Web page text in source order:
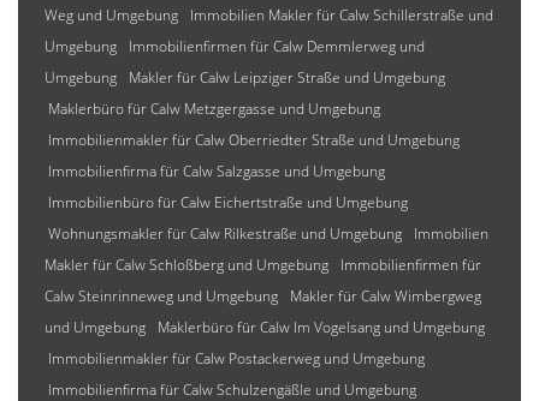
Weg und Umgebung
Immobilien Makler für Calw Schillerstraße und
Umgebung
Immobilienfirmen für Calw Demmlerweg und
Umgebung
Makler für Calw Leipziger Straße und Umgebung
Maklerbüro für Calw Metzgergasse und Umgebung
Immobilienmakler für Calw Oberriedter Straße und Umgebung
Immobilienfirma für Calw Salzgasse und Umgebung
Immobilienbüro für Calw Eichertstraße und Umgebung
Wohnungsmakler für Calw Rilkestraße und Umgebung
Immobilien
Makler für Calw Schloßberg und Umgebung
Immobilienfirmen für
Calw Steinrinneweg und Umgebung
Makler für Calw Wimbergweg
und Umgebung
Maklerbüro für Calw Im Vogelsang und Umgebung
Immobilienmakler für Calw Postackerweg und Umgebung
Immobilienfirma für Calw Schulzengäßle und Umgebung